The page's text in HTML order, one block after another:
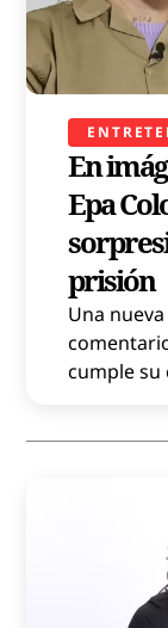
En
Epa
prisión
Una
cumple su